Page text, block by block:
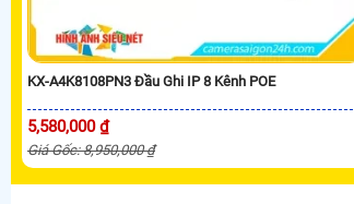
KX-A4K8108PN3 Đầu Ghi IP 8 Kênh POE
5,580,000 ₫
Giá Gốc: 8,950,000 ₫